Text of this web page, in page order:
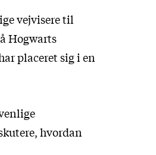
vejvisere til
Hogwarts
placeret sig i en
hvordan